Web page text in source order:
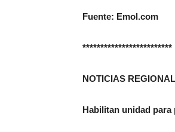
Fuente: Emol.com
*************************
NOTICIAS
Habilitan unidad